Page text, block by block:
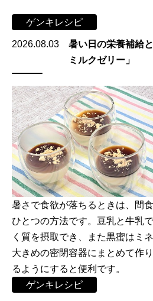
ゲンキレシピ
2026.08.03
暑い日の栄養補給
ミルクゼリー」
暑さで食欲が落ちるときは、間
ひとつの方法です。豆乳と牛乳
く質を摂取でき、また黒蜜はミ
大きめの密閉容器にまとめて作
るようにすると便利です。
ゲンキレシピ